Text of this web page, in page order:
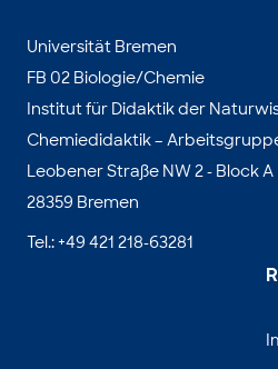
Universität Bremen
FB 02 Biologie/Chemie
Institut für Didaktik der
Chemiedidaktik –
Leobener Straße NW 2 - Block A
28359 Bremen
Tel.: +49 421 218-63281